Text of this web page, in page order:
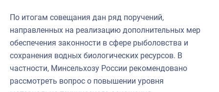
По итогам совещания дан ряд поручений,
направленных на реализацию дополнительных мер
обеспечения законности в сфере рыболовства и
сохранения водных биологических ресурсов. В
частности, Минсельхозу России рекомендовано
рассмотреть вопрос о повышении уровня